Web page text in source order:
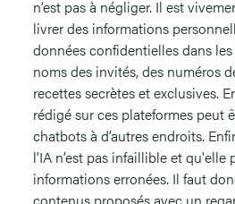
n’est pas à négliger. Il est
livrer des informations
données confidentielles dans
noms des invités, des numéros
recettes secrètes et exclusives.
rédigé sur ces plateformes peut
chatbots à d’autres endroits.
l’IA n’est pas infaillible et qu'elle
informations erronées. Il faut